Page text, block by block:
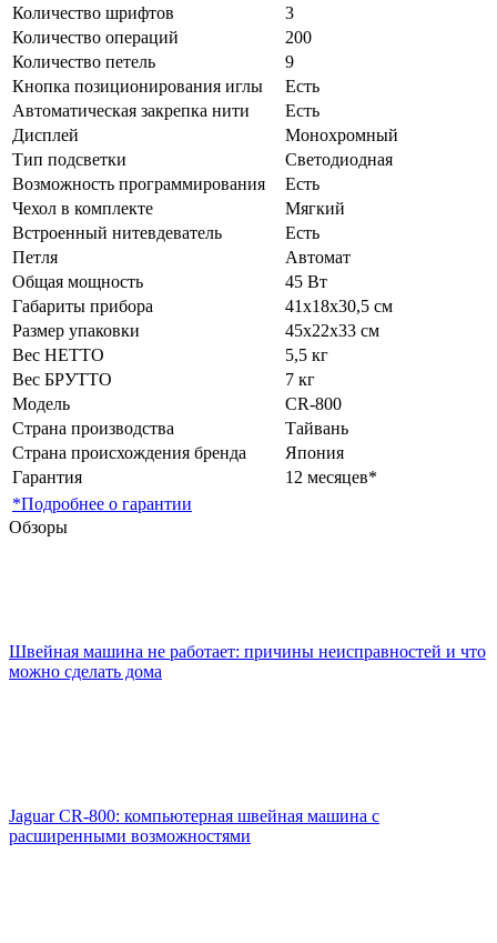
Количество шрифтов
3
Количество операций
200
Количество петель
9
Кнопка позиционирования иглы
Есть
Автоматическая закрепка нити
Есть
Дисплей
Монохромный
Тип подсветки
Светодиодная
Возможность программирования
Есть
Чехол в комплекте
Мягкий
Встроенный нитевдеватель
Есть
Петля
Автомат
Общая мощность
45 Вт
Габариты прибора
41х18х30,5 см
Размер упаковки
45х22х33 см
Вес НЕТТО
5,5 кг
Вес БРУТТО
7 кг
Модель
CR-800
Страна производства
Тайвань
Страна происхождения бренда
Япония
Гарантия
12 месяцев*
*Подробнее о гарантии
Обзоры
Швейная машина не работает: причины неисправностей и что
можно сделать дома
Jaguar CR-800: компьютерная швейная машина с
расширенными возможностями